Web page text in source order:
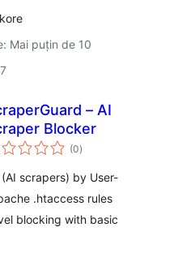
Mai puțin de 10
– AI
Blocker
(0total
aprecieri
)
scrapers) by User-
.htaccess rules
blocking with basic